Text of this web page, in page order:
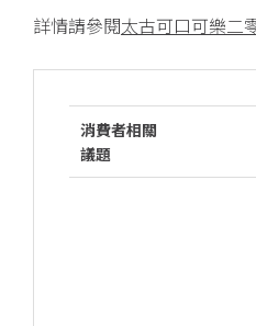
詳情請參閱太古可口可樂二
消費者相關
議題